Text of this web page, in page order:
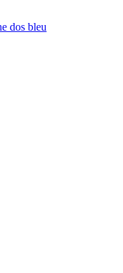
dos bleu